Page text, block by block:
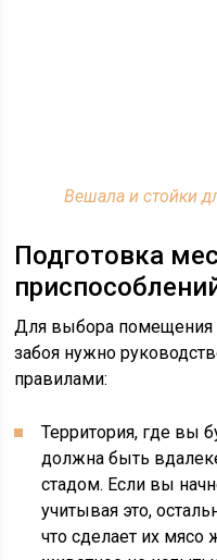
Вешала и стойки
Подготовка
Для выбора помещения
забоя нужно
правилами:
Территория, где вы
должна быть
стадом. Если вы
учитывая это,
что сделает их